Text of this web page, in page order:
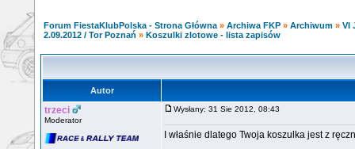
Forum FiestaKlubPolska - Strona Główna » Archiwa FKP » Archiwum » VI
2.09.2012 / Tor Poznań » Koszulki zlotowe - lista zapisów
Autor
trzeci
Moderator
Wysłany: 31 Sie 2012, 08:43
I właśnie dlatego Twoja koszulka jest z